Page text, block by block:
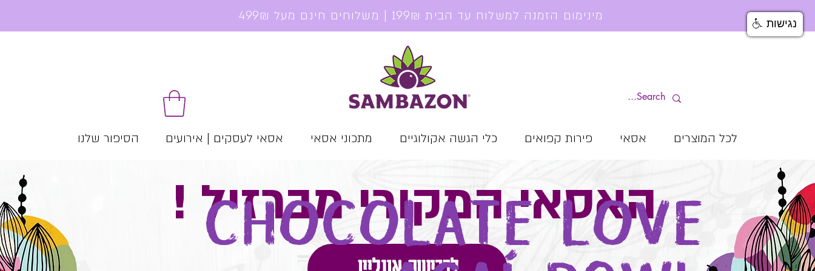
לכל המוצרים אסאי פירות קפואים כלי הגשה אקולוגיים מתכוני אסאי אסאי לעסקים | אירועים הסיפור שלנו
! האסאי המקורי מברזיל
CHOCOLATE LOVE
נגישות